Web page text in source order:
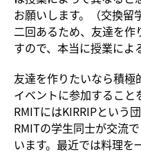
お願いします。（交換留
二回あるため、友達を作
すので、本当に授業によ
友達を作りたいなら積
イベントに参加すること
RMITにはKIRRIPという
RMITの学生同士が交流
います。最近では料理を